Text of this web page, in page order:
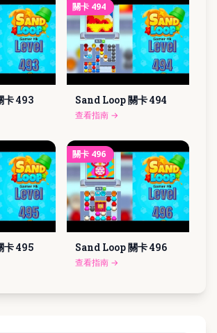
卡493
關卡 494
Sand Loop 關卡494
查看指南 →
卡495
關卡 496
Sand Loop 關卡496
查看指南 →